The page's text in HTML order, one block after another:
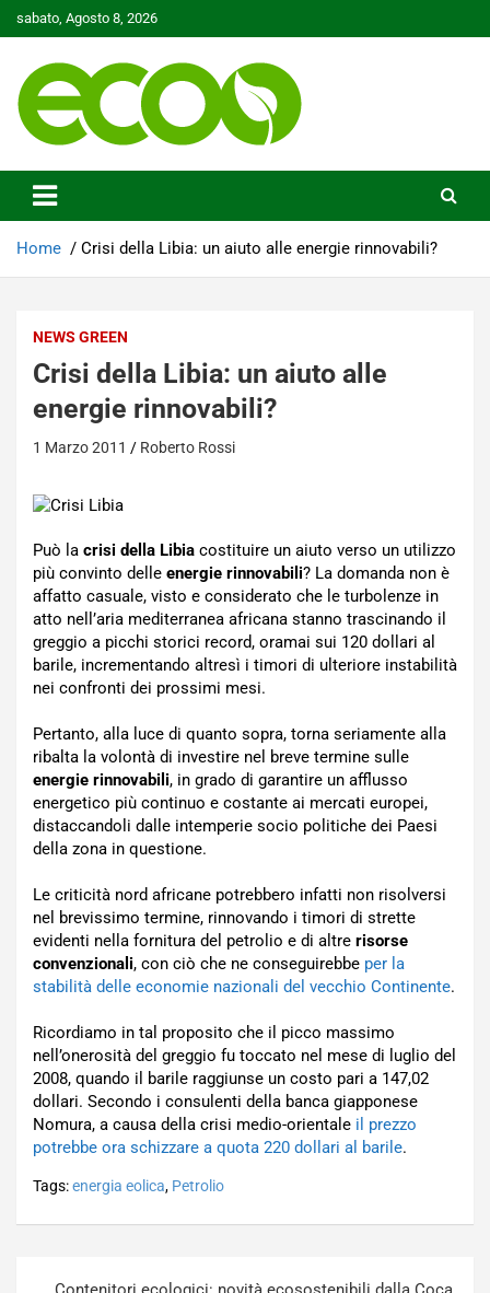
to
sabato, Agosto 8, 2026
Ecoo.it
Home Crisi della Libia: un aiuto alle energie rinnovabili?
NEWS GREEN
Crisi della Libia: un aiuto alle
energie rinnovabili?
1 Marzo 2011 Roberto Rossi
Può la crisi della Libia costituire un aiuto verso un utilizzo
più convinto delle energie rinnovabili? La domanda non è
affatto casuale, visto e considerato che le turbolenze in
atto nell’aria mediterranea africana stanno trascinando il
greggio a picchi storici record, oramai sui 120 dollari al
barile, incrementando altresì i timori di ulteriore instabilità
nei confronti dei prossimi mesi.
Pertanto, alla luce di quanto sopra, torna seriamente alla
ribalta la volontà di investire nel breve termine sulle
energie rinnovabili, in grado di garantire un afflusso
energetico più continuo e costante ai mercati europei,
distaccandoli dalle intemperie socio politiche dei Paesi
della zona in questione.
Le criticità nord africane potrebbero infatti non risolversi
nel brevissimo termine, rinnovando i timori di strette
evidenti nella fornitura del petrolio e di altre risorse
convenzionali, con ciò che ne conseguirebbe per la
stabilità delle economie nazionali del vecchio Continente.
Ricordiamo in tal proposito che il picco massimo
nell’onerosità del greggio fu toccato nel mese di luglio del
2008, quando il barile raggiunse un costo pari a 147,02
dollari. Secondo i consulenti della banca giapponese
Nomura, a causa della crisi medio-orientale il prezzo
potrebbe ora schizzare a quota 220 dollari al barile.
Tags:energia eolica, Petrolio